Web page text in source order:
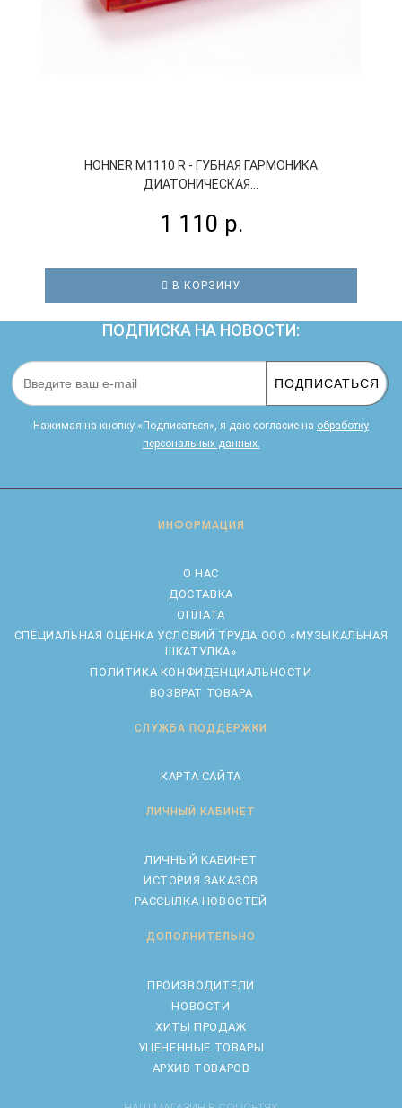
HOHNER M1110 R - ГУБНАЯ ГАРМОНИКА
ДИАТОНИЧЕСКАЯ...
1 110 р.
В КОРЗИНУ
ПОДПИСКА НА НОВОСТИ:
ПОДПИСАТЬСЯ
Нажимая на кнопку «Подписаться», я даю cогласие на обработку
персональных данных.
ИНФОРМАЦИЯ
О НАС
ДОСТАВКА
ОПЛАТА
CПЕЦИАЛЬНАЯ ОЦЕНКА УСЛОВИЙ ТРУДА ООО «МУЗЫКАЛЬНАЯ
ШКАТУЛКА»
ПОЛИТИКА КОНФИДЕНЦИАЛЬНОСТИ
ВОЗВРАТ ТОВАРА
СЛУЖБА ПОДДЕРЖКИ
КАРТА САЙТА
ЛИЧНЫЙ КАБИНЕТ
ЛИЧНЫЙ КАБИНЕТ
ИСТОРИЯ ЗАКАЗОВ
РАССЫЛКА НОВОСТЕЙ
ДОПОЛНИТЕЛЬНО
ПРОИЗВОДИТЕЛИ
НОВОСТИ
ХИТЫ ПРОДАЖ
УЦЕНЕННЫЕ ТОВАРЫ
АРХИВ ТОВАРОВ